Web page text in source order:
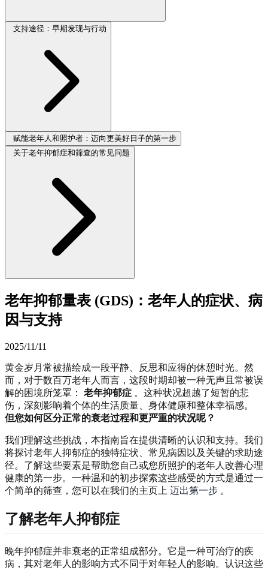
支持途径：早期发现与行动
赋能老年人和照护者：迈向更美好日子的第一步
关于老年抑郁症和筛查的常见问题
老年抑郁量表 (GDS)：老年人的症状、病
因与支持
2025/11/11
黄金岁月常被描绘成一段平静、反思和应得的休憩时光。然
而，对于数百万老年人而言，这段时期却被一种无声且常被误
解的困境所笼罩： 老年抑郁症 。这种状况超越了短暂的悲
伤，深刻影响着个体的生活质量、身体健康和整体幸福感。
但您如何区分正常的衰老过程和更严重的状况呢？
我们理解这些挑战，本指南旨在提供清晰的认识和支持。我们
将探讨老年人抑郁症的独特症状、常见病因以及关键的求助途
径。了解这些要素是帮助您自己或您所照护的老年人改善心理
健康的第一步。一种温和的初步探索这些感受的方式是通过一
个简单的筛查，您可以在我们的主页上 迈出第一步 。
了解老年人抑郁症
晚年抑郁症并非衰老的正常组成部分。它是一种可治疗的疾
病，其对老年人的影响方式不同于对年轻人的影响。认识这些